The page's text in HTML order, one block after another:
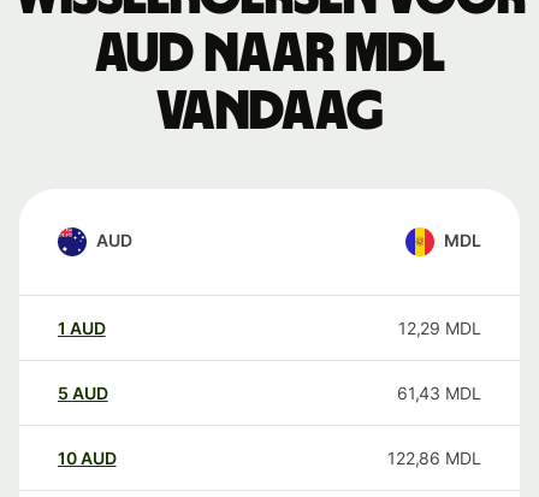
AUD naar MDL
vandaag
AUD MDL
1 AUD 12,29 MDL
5 AUD 61,43 MDL
10AUD 122,86 MDL